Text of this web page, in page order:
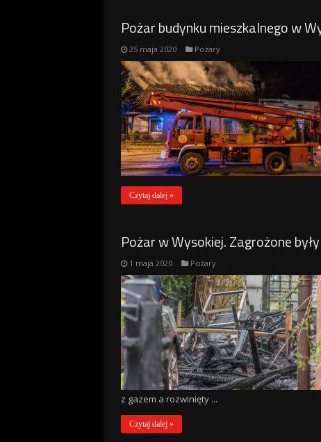
Pożar budynku mieszkalnego w
25 maja 2020 Pożary
Czytaj dalej »
Pożar w Wysokiej. Zagrożone
1 maja 2020 Pożary
z gazem a rozwinięty ...
Czytaj dalej »